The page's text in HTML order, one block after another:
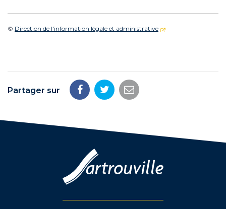
© Direction de l'information légale et administrative
Partager sur
PartagerPartagerPartager